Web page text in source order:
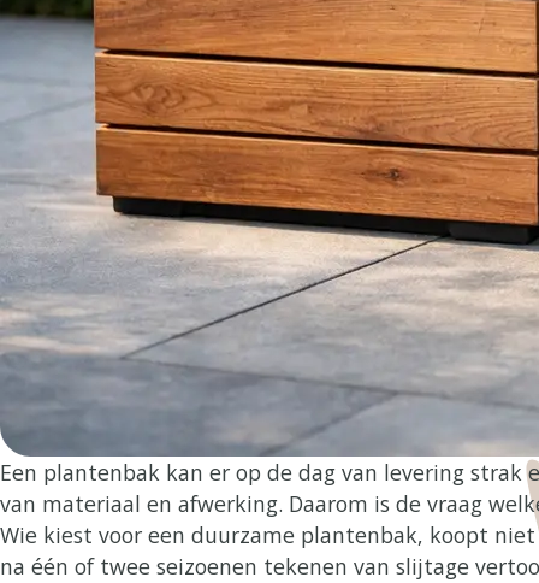
Een plantenbak kan er op de dag van levering
van materiaal en afwerking. Daarom is de vraag
Wie kiest voor een duurzame plantenbak, koopt
na één of twee seizoenen tekenen van slijtage